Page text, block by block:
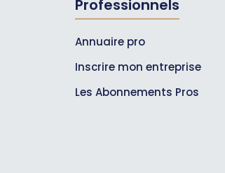
Professionnels
Annuaire pro
Inscrire mon entreprise
Les Abonnements Pros